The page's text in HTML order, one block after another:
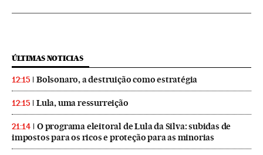
ÚLTIMAS NOTICIAS
12:15 Bolsonaro, a destruição como estratégia
12:15 Lula, uma ressurreição
21:14
O programa eleitoral de Lula da Silva: subidas de
impostos para os ricos e proteção para as minorias